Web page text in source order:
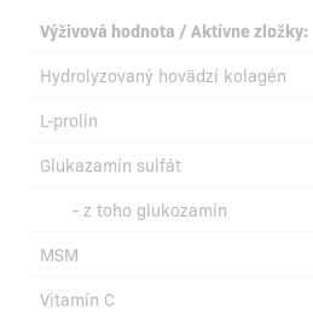
Výživová hodnota / Aktívne zložky:
Hydrolyzovaný hovädzí kolagén
L-prolín
Glukazamín sulfát
- z toho glukozamín
MSM
Vitamín C